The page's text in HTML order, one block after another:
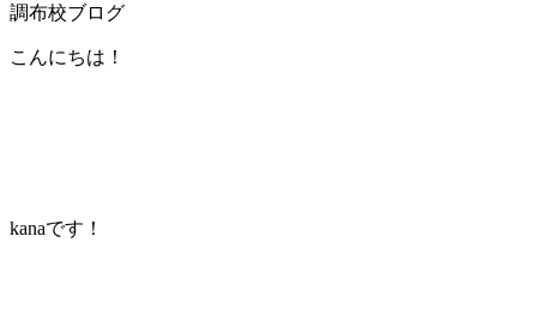
調布校ブログ
こんにちは！
kanaです！